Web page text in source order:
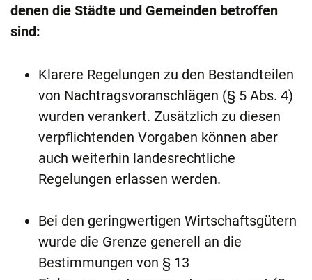
denen die Städte und Gemeinden betroffen
sind:
Klarere Regelungen zu den Bestandteilen
von Nachtragsvoranschlägen (§ 5 Abs. 4)
wurden verankert. Zusätzlich zu diesen
verpflichtenden Vorgaben können aber
auch weiterhin landesrechtliche
Regelungen erlassen werden.
Bei den geringwertigen Wirtschaftsgütern
wurde die Grenze generell an die
Bestimmungen von § 13